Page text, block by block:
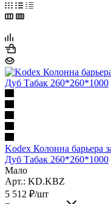
Kodex Колонна барьера
Дуб Табак 260*260*1000
Мало
Арт.: KD.KBZ
5 512 ₽/шт